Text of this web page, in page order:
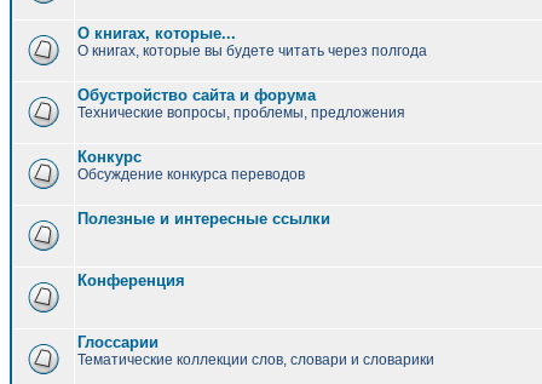
О книгах, которые...
О книгах, которые вы будете читать через полгода
Обустройство сайта и форума
Технические вопросы, проблемы, предложения
Конкурс
Обсуждение конкурса переводов
Полезные и интересные ссылки
Конференция
Глоссарии
Тематические коллекции слов, словари и словарики